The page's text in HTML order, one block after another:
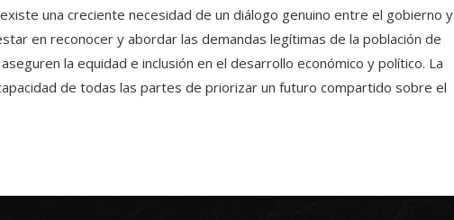
una creciente necesidad de un diálogo genuino entre el gobierno y
en reconocer y abordar las demandas legítimas de la población de
la equidad e inclusión en el desarrollo económico y político. La
de todas las partes de priorizar un futuro compartido sobre el